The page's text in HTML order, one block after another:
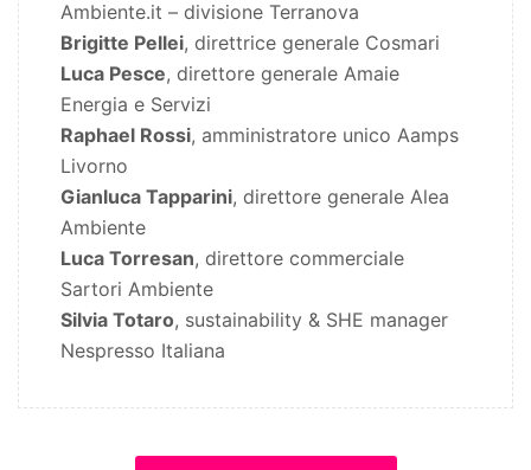
Ambiente.it – divisione Terranova
Brigitte Pellei, direttrice generale Cosmari
Luca Pesce, direttore generale Amaie
Energia e Servizi
Raphael Rossi, amministratore unico Aamps
Livorno
Gianluca Tapparini, direttore generale Alea
Ambiente
Luca Torresan, direttore commerciale
Sartori Ambiente
Silvia Totaro, sustainability & SHE manager
Nespresso Italiana